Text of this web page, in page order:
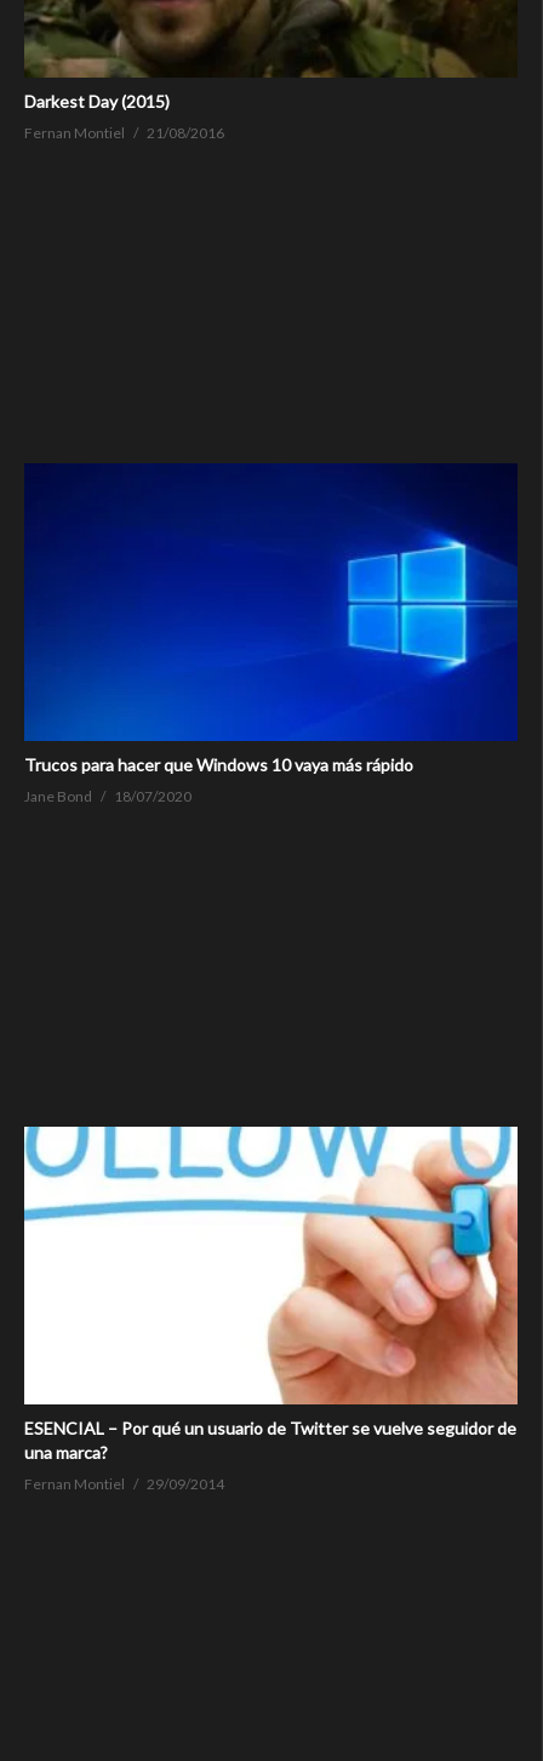
Darkest Day (2015)
Fernan Montiel 21/08/2016
Trucos para hacer que Windows 10 vaya más rápido
Jane Bond 18/07/2020
ESENCIAL – Por qué un usuario de Twitter se vuelve seguidor de
una marca?
Fernan Montiel 29/09/2014